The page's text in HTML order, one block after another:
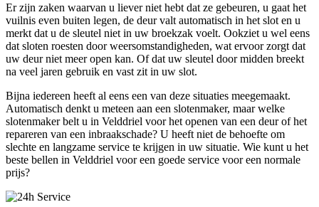
Er zijn zaken waarvan u liever niet hebt dat ze gebeuren, u gaat het
vuilnis even buiten legen, de deur valt automatisch in het slot en u
merkt dat u de sleutel niet in uw broekzak voelt. Ookziet u wel eens
dat sloten roesten door weersomstandigheden, wat ervoor zorgt dat
uw deur niet meer open kan. Of dat uw sleutel door midden breekt
na veel jaren gebruik en vast zit in uw slot.
Bijna iedereen heeft al eens een van deze situaties meegemaakt.
Automatisch denkt u meteen aan een slotenmaker, maar welke
slotenmaker belt u in Velddriel voor het openen van een deur of het
repareren van een inbraakschade? U heeft niet de behoefte om
slechte en langzame service te krijgen in uw situatie. Wie kunt u het
beste bellen in Velddriel voor een goede service voor een normale
prijs?